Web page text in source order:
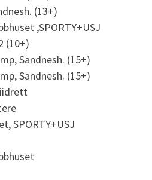
(13+)
,SPORTY+USJ
(10+)
Sandnesh. (15+)
Sandnesh. (15+)
SPORTY+USJ